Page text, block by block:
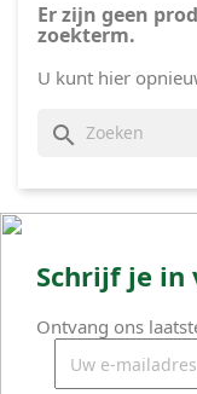
Er zijn geen
zoekterm.
U kunt hier
search
Schrijf je in
Ontvang ons